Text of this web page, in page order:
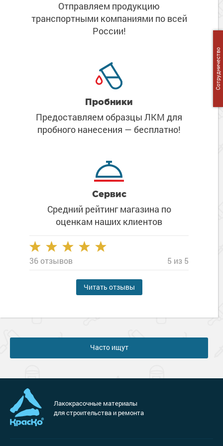
Сопутствующие товары
Морозостойкие краски для металла
Морозостойкие краски для фасада
Отправляем продукцию
транспортными компаниями по всей
России!
Пробники
Предоставляем образцы ЛКМ для
пробного нанесения — бесплатно!
Сервис
Средний рейтинг магазина по
оценкам наших клиентов
36 отзывов 5 из 5
Читать отзывы
Часто ищут
Лакокрасочные материалы
для строительства и ремонта
Сотрудничество